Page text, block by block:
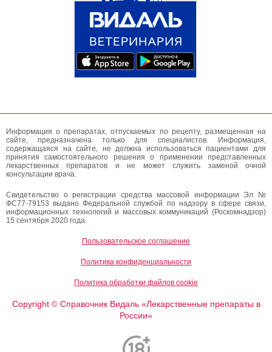
Информация о препаратах, отпускаемых по рецепту, размещенная на
сайте, предназначена только для специалистов. Информация,
содержащаяся на сайте, не должна использоваться пациентами для
принятия самостоятельного решения о применении представленных
лекарственных препаратов и не может служить заменой очной
консультации врача.
Свидетельство о регистрации средства массовой информации Эл №
ФС77-79153 выдано Федеральной службой по надзору в сфере связи,
информационных технологий и массовых коммуникаций (Роскомнадзор)
15 сентября 2020 года.
Пользовательское соглашение
Политика конфиденциальности
Политика обработки файлов cookie
Copyright ©Справочник Видаль «Лекарственные препараты в
России»